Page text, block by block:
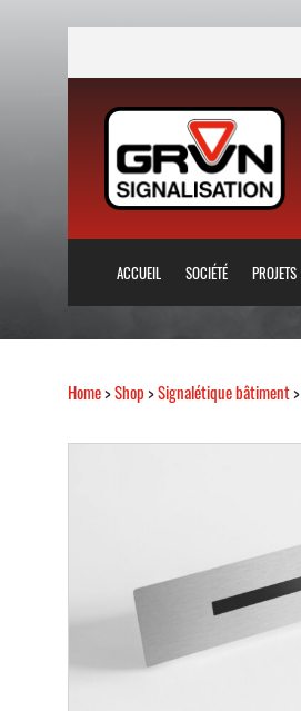
ACCUEIL SOCIÉTÉ PROJETS
Home>Shop>Signalétique bâtiment>